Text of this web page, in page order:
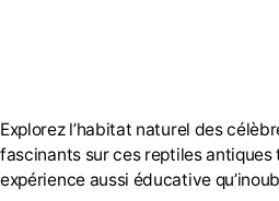
Explorez l’habitat naturel des
fascinants sur ces reptiles
expérience aussi éducative